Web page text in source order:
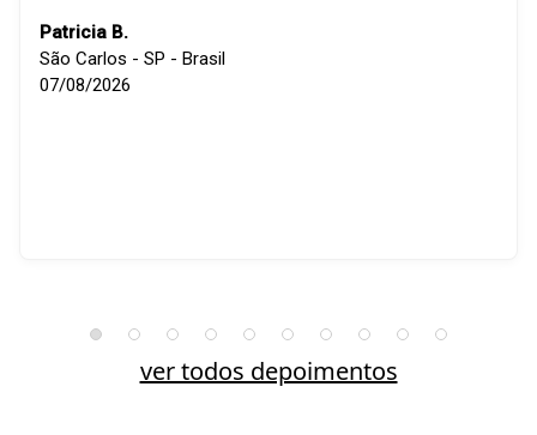
Patricia B.
São Carlos - SP - Brasil
07/08/2026
ver todos depoimentos